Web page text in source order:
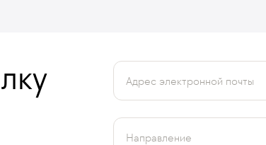
Адрес электронной почты
Направление